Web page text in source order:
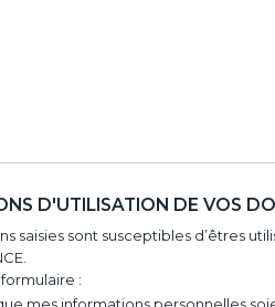
D'UTILISATION DE VOS
saisies sont susceptibles d’êtres
: